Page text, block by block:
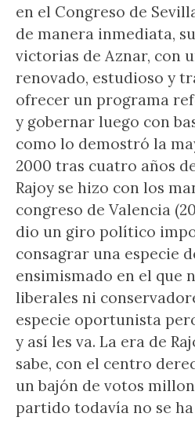
en el Congreso de
de manera inmediata,
victorias de Aznar, con
renovado, estudioso y
ofrecer un programa
y gobernar luego con
como lo demostró la
2000 tras cuatro años
Rajoy se hizo con los
congreso de Valencia
dio un giro político
consagrar una especie
ensimismado en el que
liberales ni
especie oportunista
y así les va. La era de
sabe, con el centro
un bajón de votos
partido todavía no se